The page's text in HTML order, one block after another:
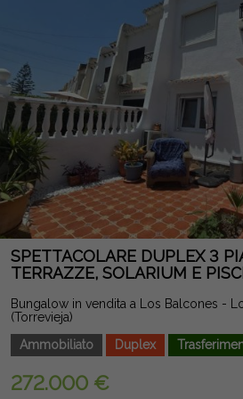
sua eccellente posizione permette di
spiaggia e godere di tutti i servizi
ristoranti, trasporti pubblici, centri
Un'opportunità eccezionale per vivere
spaziosa e luminosa, con il valore
villetta a schiera all'angolo in una delle
Torrevieja. Nota legale: Tasse e costi non inclusi. Le
informazioni fornite sono indicative e
di vista legale, e possono contenere
SPETTACOLARE DUPLEX 3
TERRAZZE, SOLARIUM E
Bungalow in vendita a Los Balcones -
(Torrevieja)
Ammobiliato
Duplex
272.000 €